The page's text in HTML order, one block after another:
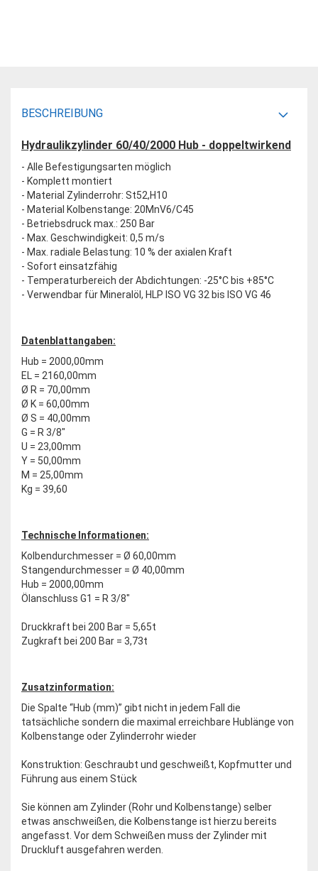
BESCHREIBUNG
Hydraulikzylinder 60/40/2000 Hub - doppeltwirkend
- Alle Befestigungsarten möglich
- Komplett montiert
- Material Zylinderrohr: St52,H10
- Material Kolbenstange: 20MnV6/C45
- Betriebsdruck max.: 250 Bar
- Max. Geschwindigkeit: 0,5 m/s
- Max. radiale Belastung: 10 % der axialen Kraft
- Sofort einsatzfähig
- Temperaturbereich der Abdichtungen: -25°C bis +85°C
- Verwendbar für Mineralöl, HLP ISO VG 32 bis ISO VG 46
Datenblattangaben:
Hub = 2000,00mm
EL = 2160,00mm
Ø R = 70,00mm
Ø K = 60,00mm
Ø S = 40,00mm
G = R 3/8"
U = 23,00mm
Y = 50,00mm
M = 25,00mm
Kg = 39,60
Technische Informationen:
Kolbendurchmesser = Ø 60,00mm
Stangendurchmesser = Ø 40,00mm
Hub = 2000,00mm
Ölanschluss G1 = R 3/8"
Druckkraft bei 200 Bar = 5,65t
Zugkraft bei 200 Bar = 3,73t
Zusatzinformation:
Die Spalte “Hub (mm)” gibt nicht in jedem Fall die
tatsächliche sondern die maximal erreichbare Hublänge von
Kolbenstange oder Zylinderrohr wieder
Konstruktion: Geschraubt und geschweißt, Kopfmutter und
Führung aus einem Stück
Sie können am Zylinder (Rohr und Kolbenstange) selber
etwas anschweißen, die Kolbenstange ist hierzu bereits
angefasst. Vor dem Schweißen muss der Zylinder mit
Druckluft ausgefahren werden.